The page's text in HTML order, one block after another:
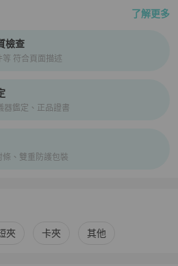
了解更多
安心購檢驗流程介紹
檢查
符合頁面描述
器鑑定、正品證書
、雙重防護包裝
包 / 小皮件相似商品推薦
夾 卡夾 其他